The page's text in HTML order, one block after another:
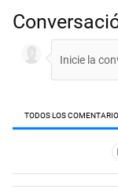
TODOS LOS
Todos los